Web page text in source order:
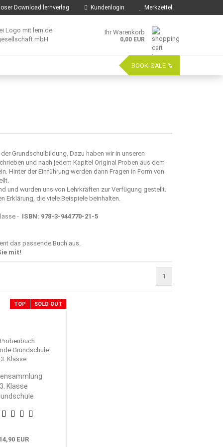
Download lernverlag Kundenlogin Merkzettel
Ihr Warenkorb
0,00 EUR
BOOK-SALE %
Grundschulbildung. Dazu haben wir in unseren
und nach jedem Kapitel Original Proben aus dem
Hinter der Einführung werden dann Fragen in Form von
und wurden uns von Lehrkräften zur Verfügung gestellt.
Erklärung, die viele Beispiele beinhalten.
- ISBN: 978-3-944770-21-5
das passende Buch aus.
mit!
1
TOP SOLD OUT
Klasse
EUR